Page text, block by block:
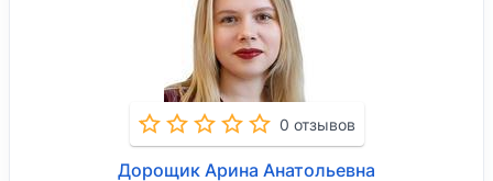
0 отзывов
Дорощик Арина Анатольевна